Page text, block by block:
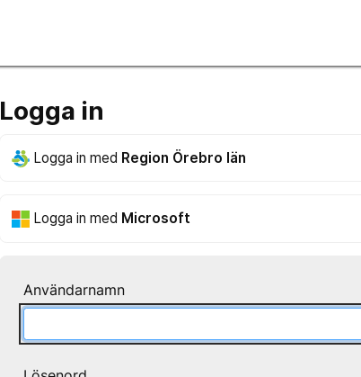
Logga in
Logga in med Region Örebro län
Logga in med Microsoft
Användarnamn